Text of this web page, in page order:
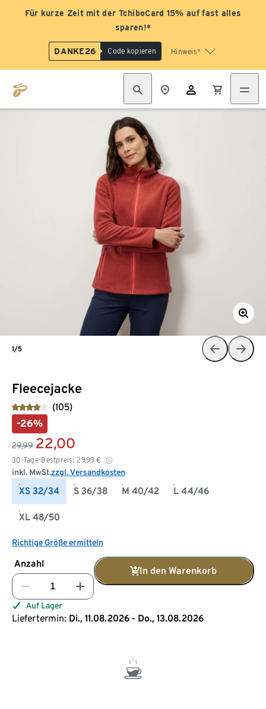
Für kurze Zeit mit der TchiboCard 15% auf fast alles
sparen!*
DANKE26 Code kopieren Hinweis*
Fleecejacke
(105)
-26%
29,99 22,00
30-Tage-Bestpreis: 29,99 €
inkl. MwSt.zzgl. Versandkosten
XS 32/34 S 36/38 M 40/42 L 44/46
XL 48/50
Richtige Größe ermitteln
Anzahl
In den Warenkorb
Auf Lager
Liefertermin: Di., 11.08.2026 - Do., 13.08.2026
1/5